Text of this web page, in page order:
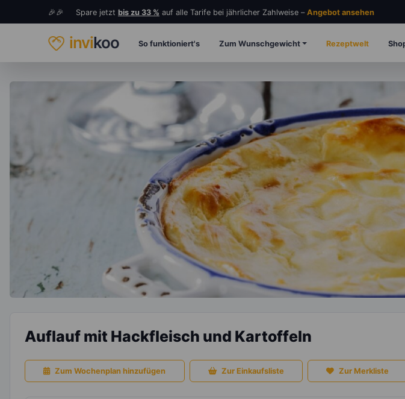
🎉🎉 Spare jetzt bis zu 33 % auf alle Tarife bei jährlicher Zahlweise – Angebot ansehen
invikoo So funktioniert's Zum Wunschgewicht Rezeptwelt
Auflauf mit Hackfleisch und Kartoffeln
Zum Wochenplan hinzufügen Zur Einkaufsliste Zur Merkliste